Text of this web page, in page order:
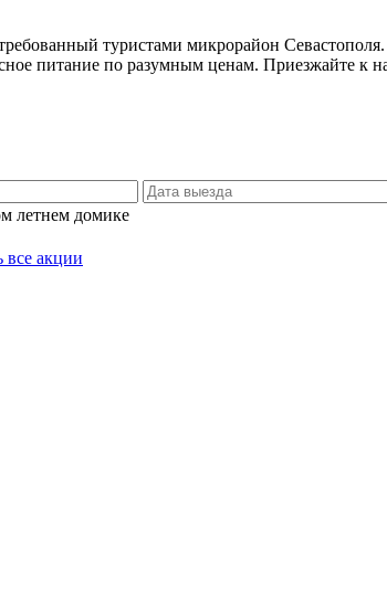
туристами микрорайон Севастополя.
питание по разумным ценам. Приезжайте к
летнем домике
все акции